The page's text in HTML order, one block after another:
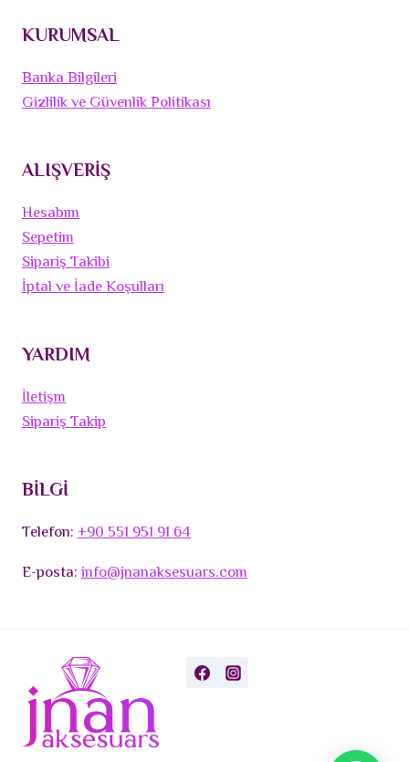
KURUMSAL
Banka Bilgileri
Gizlilik ve Güvenlik Politikası
ALIŞVERİŞ
Hesabım
Sepetim
Sipariş Takibi
İptal ve İade Koşulları
YARDIM
İletişm
Sipariş Takip
BİLGİ
Telefon:+90 551 951 91 64
E-posta:info@jnanaksesuars.com